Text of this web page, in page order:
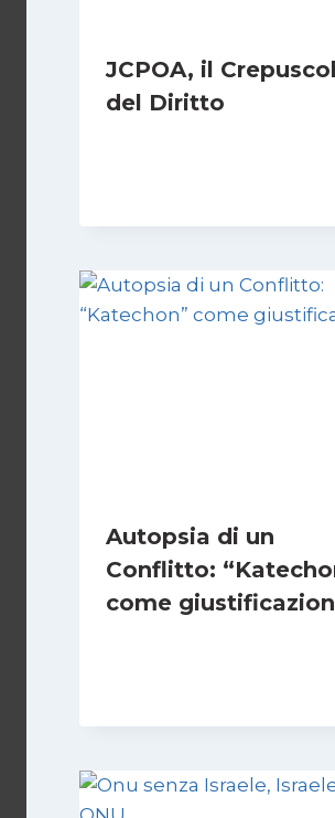
JCPOA, il
del Diritto
Autopsia di un
Conflitto:
come